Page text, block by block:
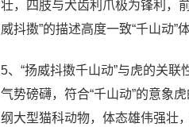
壮，四肢与犬齿利爪极为锋利，
威抖擞”的描述高度一致“千山动”
5、“扬威抖擞千山动”与虎的关
气势磅礴，符合“千山动”的意象
纲大型猫科动物，体态雄伟强壮